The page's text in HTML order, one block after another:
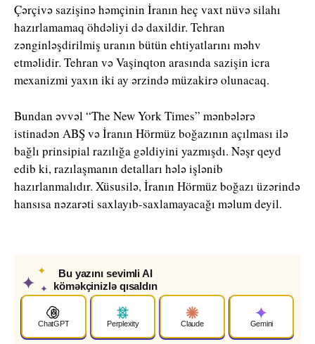
Çərçivə sazişinə həmçinin İranın heç vaxt nüvə silahı
hazırlamamaq öhdəliyi də daxildir. Tehran
zənginləşdirilmiş uranın bütün ehtiyatlarını məhv
etməlidir. Tehran və Vaşinqton arasında sazişin icra
mexanizmi yaxın iki ay ərzində müzakirə olunacaq.
Bundan əvvəl “The New York Times” mənbələrə
istinadən ABŞ və İranın Hörmüz boğazının açılması ilə
bağlı prinsipial razılığa gəldiyini yazmışdı. Nəşr qeyd
edib ki, razılaşmanın detalları hələ işlənib
hazırlanmalıdır. Xüsusilə, İranın Hörmüz boğazı üzərində
hansısa nəzarəti saxlayıb-saxlamayacağı məlum deyil.
✦
✦
✦
Bu yazını sevimli AI
köməkçinizlə qısaldın
ChatGPT Perplexity Claude Gemini